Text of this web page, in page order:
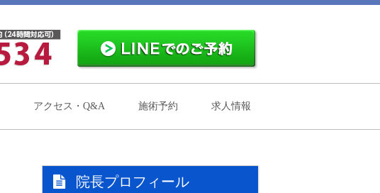
アクセス・Q&A 施術予約 求人情報
院長プロフィール